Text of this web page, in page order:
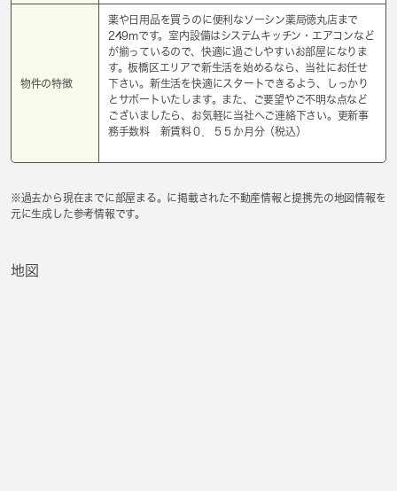
物件の特徴
薬や日用品を買うのに便利なソーシン薬局徳丸店まで
249mです。室内設備はシステムキッチン・エアコンなど
が揃っているので、快適に過ごしやすいお部屋になりま
す。板橋区エリアで新生活を始めるなら、当社にお任せ
下さい。新生活を快適にスタートできるよう、しっかり
とサポートいたします。また、ご要望やご不明な点など
ございましたら、お気軽に当社へご連絡下さい。更新事
務手数料 新賃料０．５５か月分（税込）
※過去から現在までに部屋まる。に掲載された不動産情報と提携先の地図情報を
元に生成した参考情報です。
地図